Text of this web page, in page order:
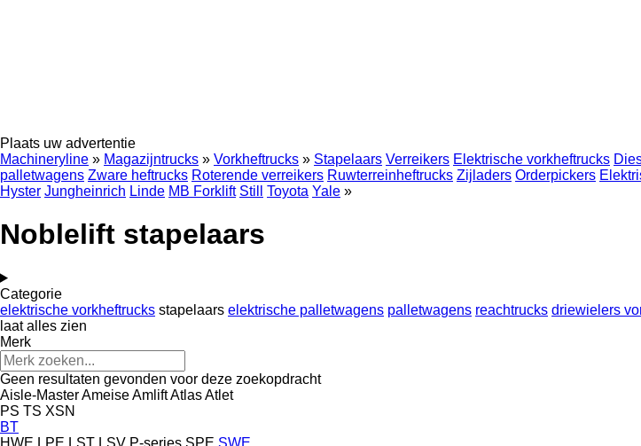
Plaats uw advertentie
Machineryline » Magazijntrucks » Vorkheftrucks » Stapelaars Verreikers Elektrische vorkheftrucks
palletwagens Zware heftrucks Roterende verreikers Ruwterreinheftrucks Zijladers Orderpickers
Hyster Jungheinrich Linde MB Forklift Still Toyota Yale »
Noblelift stapelaars
Categorie
elektrische vorkheftrucks stapelaars elektrische palletwagens palletwagens reachtrucks driewielers
laat alles zien
Merk
Geen resultaten gevonden voor deze zoekopdracht
Aisle-MasterAmeiseAmliftAtlasAtlet
PS TS XSN
BT
HWE LPE LST LSV P-series SPE SWE